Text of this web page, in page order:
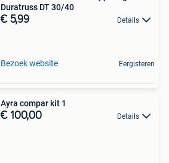
Duratruss DT 30/40
€ 5,99 Details
Bezoek website Eergisteren
Ayra compar kit 1
€ 100,00 Details